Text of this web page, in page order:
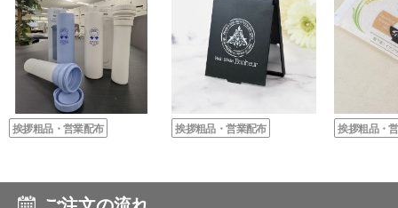
挨拶粗品・営業配布 挨拶粗品・営業配布 挨拶粗品・